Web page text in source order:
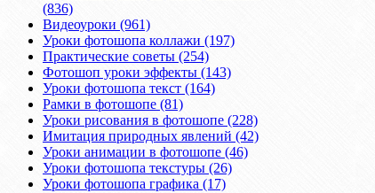
(836)
Видеоуроки (961)
Уроки фотошопа коллажи (197)
Практические советы (254)
Фотошоп уроки эффекты (143)
Уроки фотошопа текст (164)
Рамки в фотошопе (81)
Уроки рисования в фотошопе (228)
Имитация природных явлений (42)
Уроки анимации в фотошопе (46)
Уроки фотошопа текстуры (26)
Уроки фотошопа графика (17)